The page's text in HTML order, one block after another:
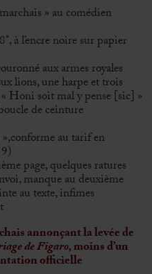
» au comédien
à l’encre noire sur papier
aux armes royales
lions, une harpe et trois
Honi soit mal y pense [sic] »
de ceinture
au tarif en
page, quelques ratures
manque au deuxième
au texte, infimes
annonçant la levée de
de Figaro,moins d’un
officielle